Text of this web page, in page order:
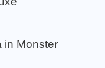
in Monster